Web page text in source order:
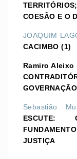
COESÃO E O
JOAQUIM
CACIMBO (1)
Ramiro Aleixo
Sebastião
ESCUTE:
JUSTIÇA